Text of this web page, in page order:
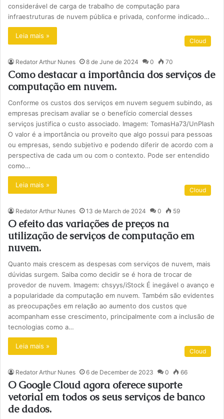
considerável de carga de trabalho de computação para
infraestruturas de nuvem pública e privada, conforme indicado…
Leia mais »
Cloud
Redator Arthur Nunes 8 de June de 2024 0 70
Como destacar a importância dos serviços de
computação em nuvem.
Conforme os custos dos serviços em nuvem seguem subindo, as
empresas precisam avaliar se o benefício comercial desses
serviços justifica o custo associado. Imagem: TomasHa73/UnPlash
O valor é a importância ou proveito que algo possui para pessoas
ou empresas, sendo subjetivo e podendo diferir de acordo com a
perspectiva de cada um ou com o contexto. Pode ser entendido
como…
Leia mais »
Cloud
Redator Arthur Nunes 13 de March de 2024 0 59
O efeito das variações de preços na
utilização de serviços de computação em
nuvem.
Quanto mais crescem as despesas com serviços de nuvem, mais
dúvidas surgem. Saiba como decidir se é hora de trocar de
provedor de nuvem. Imagem: chsyys/iStock É inegável o avanço e
a popularidade da computação em nuvem. Também são evidentes
as preocupações em relação ao aumento dos custos que
acompanham esse crescimento, principalmente com a inclusão de
tecnologias como a…
Leia mais »
Cloud
Redator Arthur Nunes 6 de December de 2023 0 66
O Google Cloud agora oferece suporte
vetorial em todos os seus serviços de banco
de dados.